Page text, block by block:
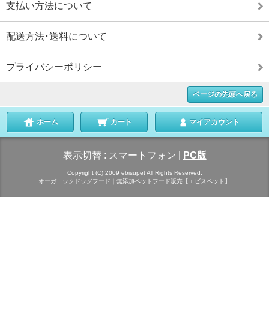
支払い方法について
配送方法･送料について
プライバシーポリシー
ページの先頭へ戻る
ホーム カート マイアカウント
表示切替 : スマートフォン PC版
Copyright (C) 2009 ebisupet All Rights Reserved.
オーガニックドッグフード｜無添加ペットフード販売【エビスペット】